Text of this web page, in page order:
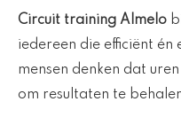
Circuit training Almelo
iedereen die efficiënt én
mensen denken dat
om resultaten te